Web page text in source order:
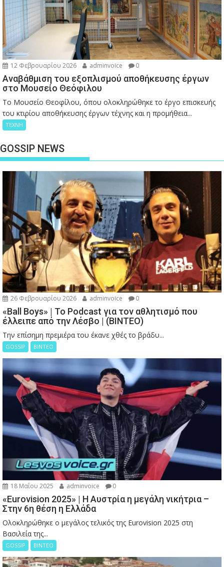
12 Φεβρουαρίου 2026 adminvoice 0
Αναβάθμιση του εξοπλισμού αποθήκευσης έργων
στο Μουσείο Θεόφιλου
Το Μουσείο Θεοφίλου, όπου ολοκληρώθηκε το έργο επισκευής
του κτιρίου αποθήκευσης έργων τέχνης και η προμήθεια...
ΤΕΧΝΗ
GOSSIP NEWS
26 Φεβρουαρίου 2026 adminvoice 0
«Ball Boys» | Το Podcast για τον αθλητισμό που
έλλειπε από την Λέσβο | (ΒΙΝΤΕΟ)
Την επίσημη πρεμιέρα του έκανε χθές το βράδυ...
GOSSIP ΒΙΝΤΕΟ
18 Μαΐου 2025 adminvoice 0
«Eurovision 2025» | Η Αυστρία η μεγάλη νικήτρια –
Στην 6η θέση η Ελλάδα
Ολοκληρώθηκε ο μεγάλος τελικός της Eurovision 2025 στη
Βασιλεία της...
GOSSIP ΒΙΝΤΕΟ